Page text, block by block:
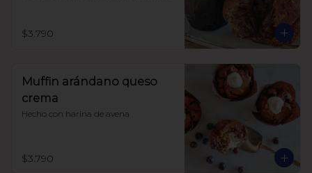
$3.790
Muffin arándano queso
crema
Hecho con harina de avena
$3.790